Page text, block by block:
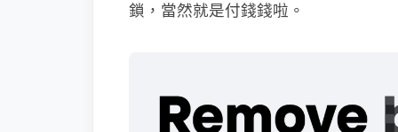
鎖，當然就是付錢錢啦。